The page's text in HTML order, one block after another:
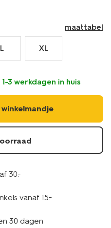
maattabel
L XL
3 werkdagen in huis
winkelmandje
30.-
vanaf 15.-
30 dagen